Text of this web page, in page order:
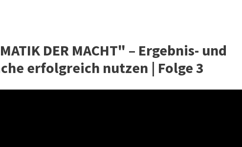
DER MACHT" – Ergebnis- und
erfolgreich nutzen | Folge 3